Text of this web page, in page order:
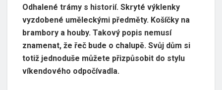
Odhalené trámy s historií. Skryté výklenky
vyzdobené uměleckými předměty. Košíčky na
brambory a houby. Takový popis nemusí
znamenat, že řeč bude o chalupě. Svůj dům si
totiž jednoduše můžete přizpůsobit do stylu
víkendového odpočívadla.